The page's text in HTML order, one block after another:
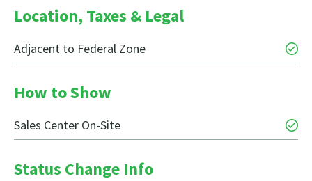
Location, Taxes & Legal
Adjacent to Federal Zone
How to Show
Sales Center On-Site
Status Change Info